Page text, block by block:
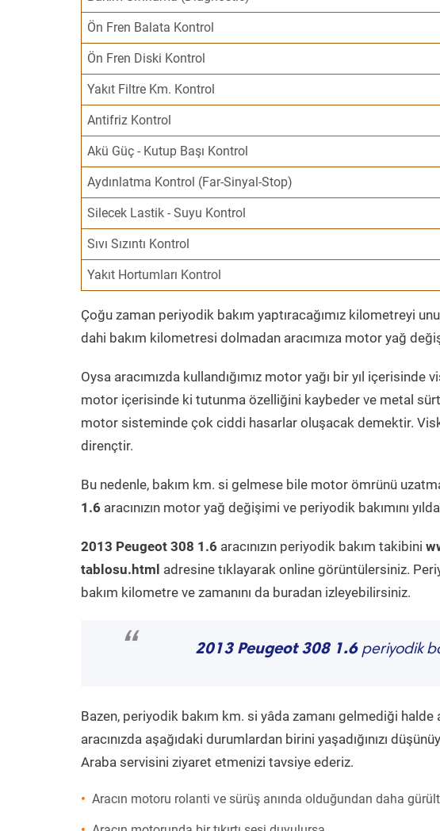
Ön Fren Balata Kontrol
Ön Fren Diski Kontrol
Yakıt Filtre Km. Kontrol
Antifriz Kontrol
Akü Güç - Kutup Başı Kontrol
Aydınlatma Kontrol (Far-Sinyal-Stop)
Silecek Lastik - Suyu Kontrol
Sıvı Sızıntı Kontrol
Yakıt Hortumları Kontrol
Çoğu zaman periyodik bakım yaptıracağımız kilometreyi
dahi bakım kilometresi dolmadan aracımıza motor yağ
Oysa aracımızda kullandığımız motor yağı bir yıl
motor içerisinde ki tutunma özelliğini kaybeder ve metal
motor sisteminde çok ciddi hasarlar oluşacak demektir.
dirençtir.
Bu nedenle, bakım km. si gelmese bile motor ömrünü
1.6 aracınızın motor yağ değişimi ve periyodik bakımını
2013 Peugeot 308 1.6 aracınızın periyodik bakım takibini
tablosu.html adresine tıklayarak online görüntülersiniz.
bakım kilometre ve zamanını da buradan izleyebilirsiniz.
“ 2013 Peugeot 308 1.6periyodik
Bazen, periyodik bakım km. si yâda zamanı gelmediği halde
aracınızda aşağıdaki durumlardan birini yaşadığınızı
Araba servisini ziyaret etmenizi tavsiye ederiz.
Aracın motoru rolanti ve sürüş anında olduğundan daha